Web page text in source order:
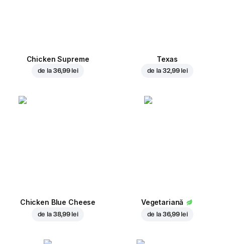
Chicken Supreme
de la 36,99 lei
Texas
de la 32,99 lei
Chicken Blue Cheese
de la 38,99 lei
Vegetariană
de la 36,99 lei